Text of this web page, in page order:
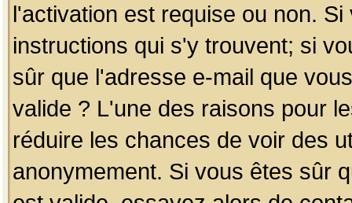
l'activation est requise ou non.
instructions qui s'y trouvent; si
sûr que l'adresse e-mail que
valide ? L'une des raisons pour
réduire les chances de voir des
anonymement. Si vous êtes sûr